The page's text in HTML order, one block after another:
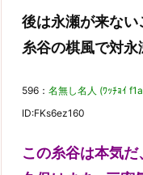
後は永瀬が来な
糸谷の棋風で対永
596： 名無し名人 (ﾜｯﾁｮｲ
ID:FKs6ez160
この糸谷は本気